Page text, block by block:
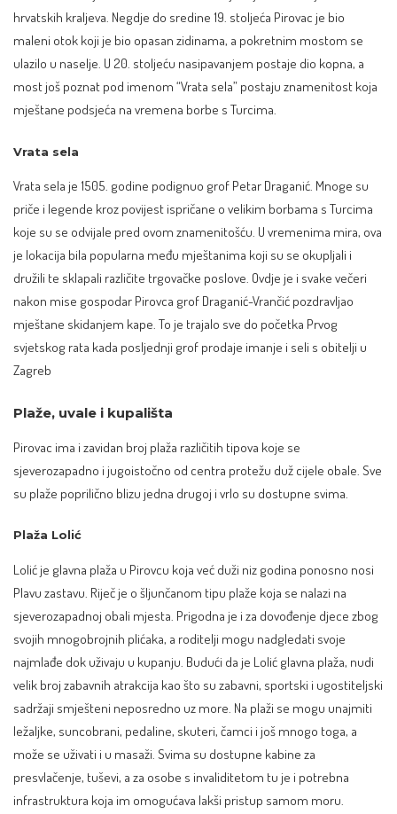
hrvatskih kraljeva. Negdje do sredine 19. stoljeća Pirovac je bio
maleni otok koji je bio opasan zidinama, a pokretnim mostom se
ulazilo u naselje. U 20. stoljeću nasipavanjem postaje dio kopna, a
most još poznat pod imenom “Vrata sela” postaju znamenitost koja
mještane podsjeća na vremena borbe s Turcima.
Vrata sela
Vrata sela je 1505. godine podignuo grof Petar Draganić. Mnoge su
priče i legende kroz povijest ispričane o velikim borbama s Turcima
koje su se odvijale pred ovom znamenitošću. U vremenima mira, ova
je lokacija bila popularna među mještanima koji su se okupljali i
družili te sklapali različite trgovačke poslove. Ovdje je i svake večeri
nakon mise gospodar Pirovca grof Draganić-Vrančić pozdravljao
mještane skidanjem kape. To je trajalo sve do početka Prvog
svjetskog rata kada posljednji grof prodaje imanje i seli s obitelji u
Zagreb
Plaže, uvale i kupališta
Pirovac ima i zavidan broj plaža različitih tipova koje se
sjeverozapadno i jugoistočno od centra protežu duž cijele obale. Sve
su plaže poprilično blizu jedna drugoj i vrlo su dostupne svima.
Plaža Lolić
Lolić je glavna plaža u Pirovcu koja već duži niz godina ponosno nosi
Plavu zastavu. Riječ je o šljunčanom tipu plaže koja se nalazi na
sjeverozapadnoj obali mjesta. Prigodna je i za dovođenje djece zbog
svojih mnogobrojnih plićaka, a roditelji mogu nadgledati svoje
najmlađe dok uživaju u kupanju. Budući da je Lolić glavna plaža, nudi
velik broj zabavnih atrakcija kao što su zabavni, sportski i ugostiteljski
sadržaji smješteni neposredno uz more. Na plaži se mogu unajmiti
ležaljke, suncobrani, pedaline, skuteri, čamci i još mnogo toga, a
može se uživati i u masaži. Svima su dostupne kabine za
presvlačenje, tuševi, a za osobe s invaliditetom tu je i potrebna
infrastruktura koja im omogućava lakši pristup samom moru.